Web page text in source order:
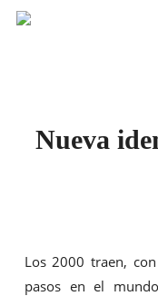
Skip
Nueva
Los 2000 traen,
pasos en el